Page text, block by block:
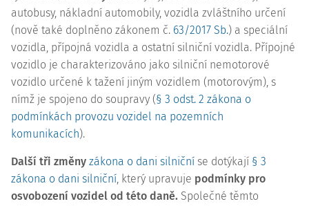
autobusy, nákladní automobily, vozidla zvláštního určení
(nově také doplněno zákonem č. 63/2017 Sb.) a speciální
vozidla, přípojná vozidla a ostatní silniční vozidla. Přípojné
vozidlo je charakterizováno jako silniční nemotorové
vozidlo určené k tažení jiným vozidlem (motorovým), s
nímž je spojeno do soupravy (§ 3 odst. 2 zákona o
podmínkách provozu vozidel na pozemních
komunikacích).
Další tři změny zákona o dani silniční se dotýkají § 3
zákona o dani silniční, který upravuje podmínky pro
osvobození vozidel od této daně. Společné těmto